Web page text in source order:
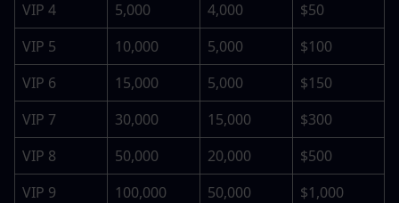
VIP 4 5,000 4,000
$50
VIP 5
10,000 5,000
$100
VIP 6
15,000 5,000
$150
VIP 7
30,000 15,000
$300
VIP 8
50,000 20,000
$500
VIP 9
100,000 50,000
$1,000